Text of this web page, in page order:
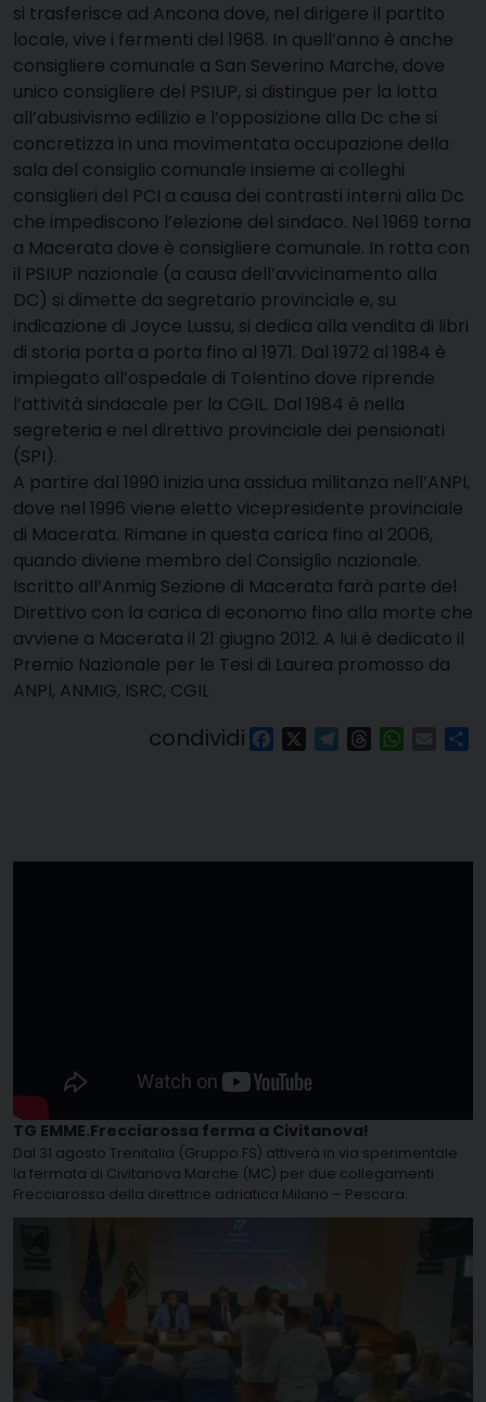
si trasferisce ad Ancona dove, nel dirigere il partito
locale, vive i fermenti del 1968. In quell’anno è anche
consigliere comunale a San Severino Marche, dove
unico consigliere del PSIUP, si distingue per la lotta
all’abusivismo edilizio e l’opposizione alla Dc che si
concretizza in una movimentata occupazione della
sala del consiglio comunale insieme ai colleghi
consiglieri del PCI a causa dei contrasti interni alla Dc
che impediscono l’elezione del sindaco. Nel 1969 torna
a Macerata dove è consigliere comunale. In rotta con
il PSIUP nazionale (a causa dell’avvicinamento alla
DC) si dimette da segretario provinciale e, su
indicazione di Joyce Lussu, si dedica alla vendita di libri
di storia porta a porta fino al 1971. Dal 1972 al 1984 è
impiegato all’ospedale di Tolentino dove riprende
l’attività sindacale per la CGIL. Dal 1984 è nella
segreteria e nel direttivo provinciale dei pensionati
(SPI).
A partire dal 1990 inizia una assidua militanza nell’ANPI,
dove nel 1996 viene eletto vicepresidente provinciale
di Macerata. Rimane in questa carica fino al 2006,
quando diviene membro del Consiglio nazionale.
Iscritto all’Anmig Sezione di Macerata farà parte del
Direttivo con la carica di economo fino alla morte che
avviene a Macerata il 21 giugno 2012. A lui è dedicato il
Premio Nazionale per le Tesi di Laurea promosso da
ANPI, ANMIG, ISRC, CGIL
condividi FacebookTelegram
Threads Email
TG EMME.Frecciarossa ferma a Civitanova!
Dal 31 agosto Trenitalia (Gruppo FS) attiverà in via sperimentale
la fermata di Civitanova Marche (MC) per due collegamenti
Frecciarossa della direttrice adriatica Milano – Pescara.